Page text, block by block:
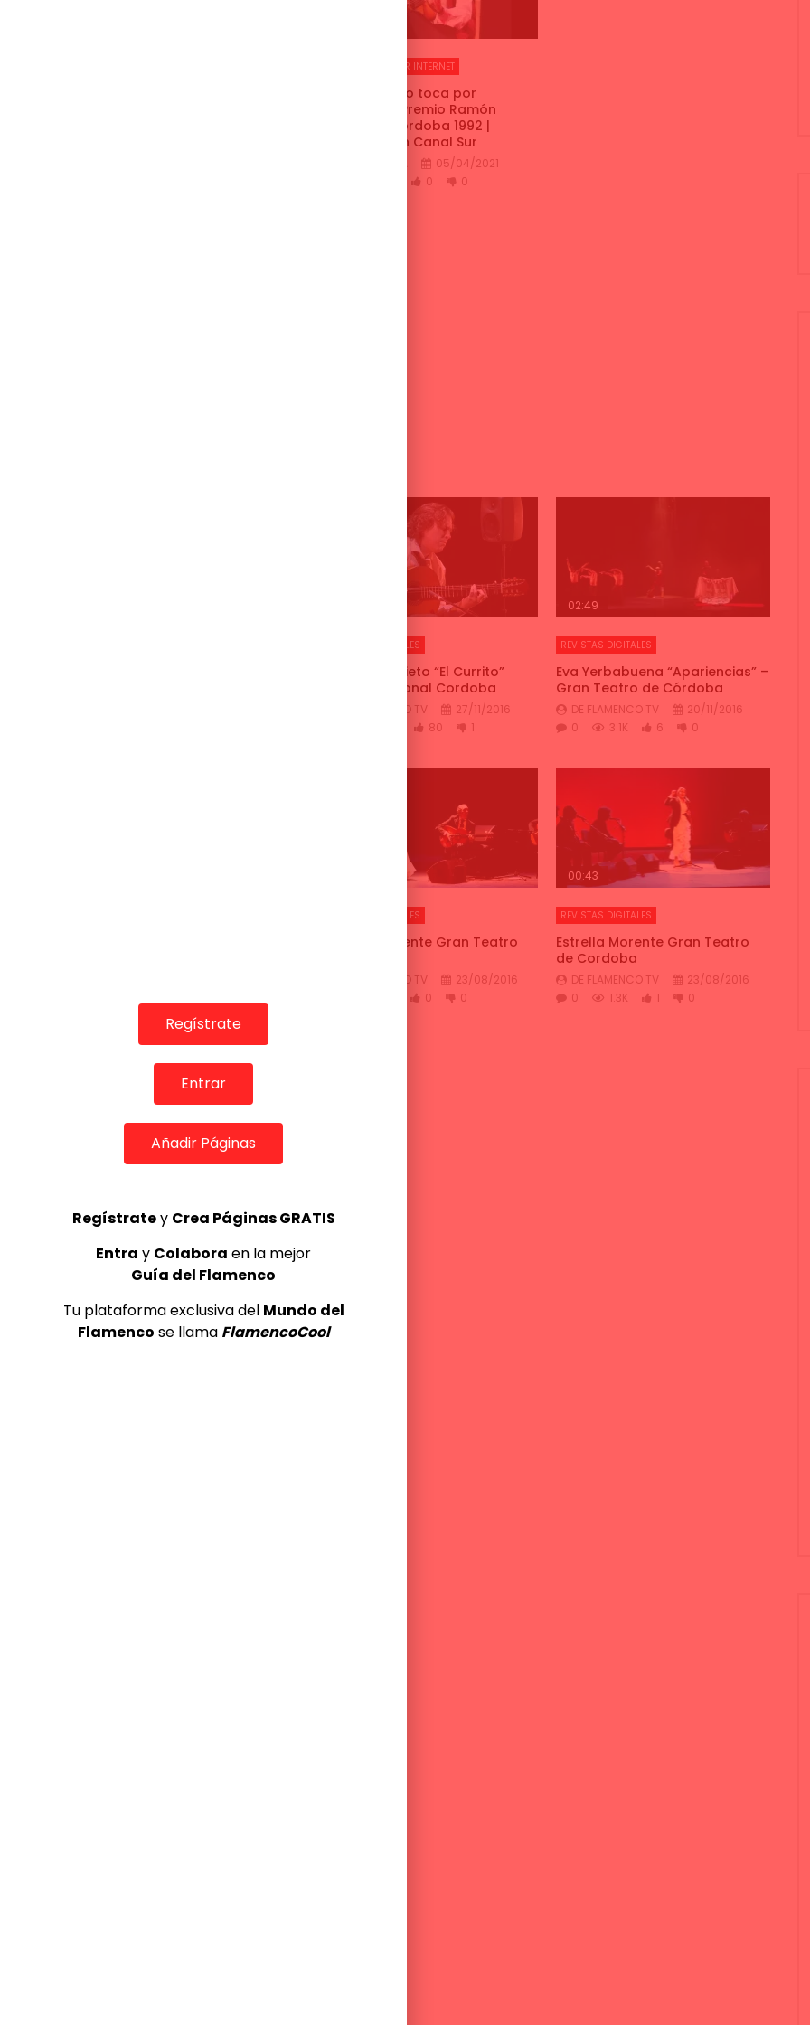
TELEVISIONES POR INTERNET
Paco Serrano toca por
granaínas: Premio Ramón
Montoya, Córdoba 1992 |
Flamenco en Canal Sur
05/04/2021
0 0
REVISTAS DIGITALES
Francisco Prieto “El Currito”
Premio Nacional Cordoba
DE FLAMENCO TV
27/11/2016
80 1
02:49
REVISTAS DIGITALES
Eva Yerbabuena “Apariencias” –
Gran Teatro de Córdoba
DE FLAMENCO TV
20/11/2016
0
3.1K 6 0
REVISTAS DIGITALES
Estrella Morente Gran Teatro
DE FLAMENCO TV
23/08/2016
0 0
00:43
REVISTAS DIGITALES
Estrella Morente Gran Teatro
de Cordoba
DE FLAMENCO TV
23/08/2016
0
1.3K 1 0
Regístrate
Entrar
Añadir Páginas
Regístratey Crea Páginas GRATIS
Entra y Colabora en la mejor
Guía del Flamenco
Tu plataforma exclusiva del Mundo del
Flamenco se llama FlamencoCool